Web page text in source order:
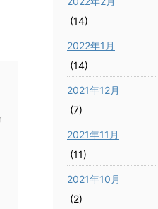
(14)
2022年1月
(14)
2021年12月
(7)
2021年11月
(11)
2021年10月
(2)